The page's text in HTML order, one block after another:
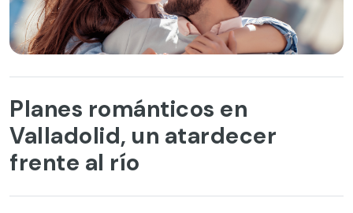
Planes románticos en
Valladolid, un atardecer
frente al río